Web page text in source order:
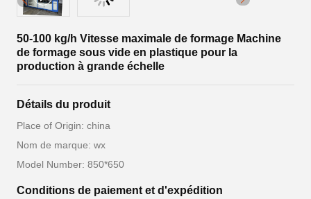
50-100 kg/h Vitesse maximale de formage Machine
de formage sous vide en plastique pour la
production à grande échelle
Détails du produit
Place of Origin: china
Nom de marque: wx
Model Number: 850*650
Conditions de paiement et d'expédition